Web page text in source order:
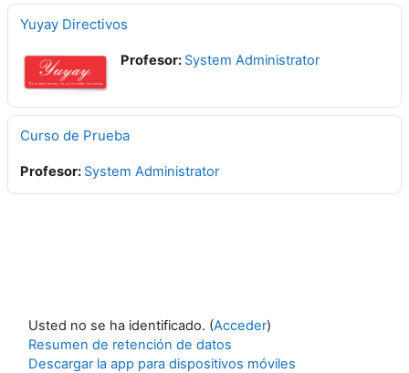
Yuyay Directivos
Profesor: System Administrator
Curso de Prueba
Profesor: System Administrator
Usted no se ha identificado. (Acceder)
Resumen de retención de datos
Descargar la app para dispositivos móviles